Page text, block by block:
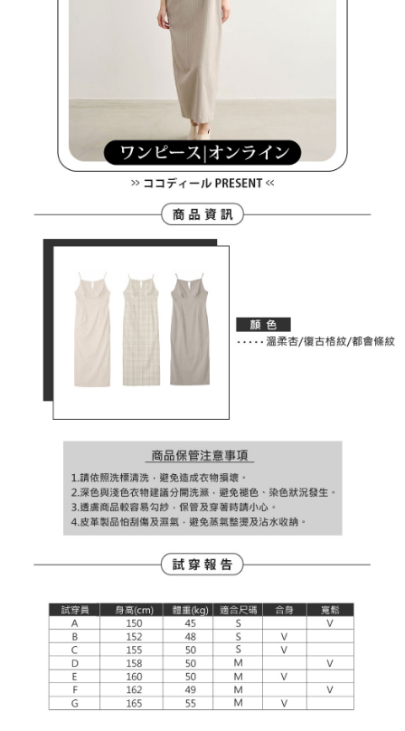
３．未成年的使用者請事先徵得法定代理人或監護人之同意方可使用
「AFTEE先享後付」，若未經同意申辦者引起之損失，本公司不負相關責
４．使用「AFTEE先享後付」時，將依據個別帳號之用戶狀況，依本公司即
時審查核予不同之上限額度；若仍有額度不足之情形，本公司將視審查結果
５．嚴禁一人註冊多個帳號或使用他人資訊註冊。若發現惡意使用之情形，
恩沛科技股份有限公司將有權停止該用戶之使用額度並採取法律行動。